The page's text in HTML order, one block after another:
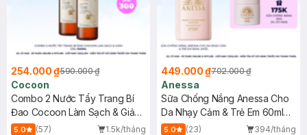
254.000 ₫590.000 ₫
Cocoon
Combo 2 Nước Tẩy Trang Bí
Đao Cocoon Làm Sạch & Giảm
Dầu 500ml
5.0 (57)
1.5k/tháng
449.000 ₫702.000 ₫
Anessa
Sữa Chống Nắng Anessa Cho
Da Nhạy Cảm & Trẻ Em 60ml
(Mới)
5.0 (23)
394/tháng